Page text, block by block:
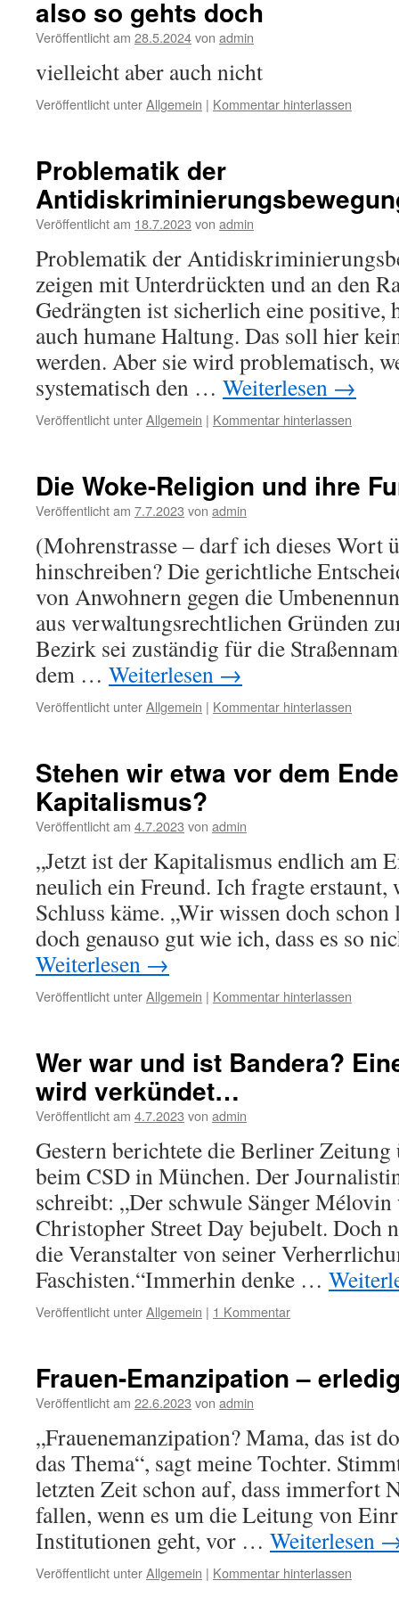
also so gehts doch
Veröffentlicht am 28.5.2024von admin
vielleicht aber auch nicht
Veröffentlicht unterAllgemein | Kommentar hinterlassen
Problematik der
Veröffentlicht am 18.7.2023 von admin
Problematik der
zeigen mit Unterdrückten und an den
Gedrängten ist sicherlich eine positive,
auch humane Haltung. Das soll hier
werden. Aber sie wird problematisch,
systematisch den … Weiterlesen →
Veröffentlicht unterAllgemein | Kommentar hinterlassen
Die Woke-Religion und ihre
Veröffentlicht am 7.7.2023 von admin
(Mohrenstrasse – darf ich dieses Wort
hinschreiben? Die gerichtliche
von Anwohnern gegen die
aus verwaltungsrechtlichen Gründen
Bezirk sei zuständig für die
dem … Weiterlesen →
Veröffentlicht unterAllgemein | Kommentar hinterlassen
Stehen wir etwa vor dem
Kapitalismus?
Veröffentlicht am 4.7.2023 von admin
„Jetzt ist der Kapitalismus endlich am
neulich ein Freund. Ich fragte erstaunt,
Schluss käme. „Wir wissen doch
doch genauso gut wie ich, dass es so
Weiterlesen →
Veröffentlicht unterAllgemein | Kommentar hinterlassen
Wer war und ist Bandera?
wird verkündet…
Veröffentlicht am 4.7.2023 von admin
Gestern berichtete die Berliner Zeitung
beim CSD in München. Der
schreibt: „Der schwule Sänger
Christopher Street Day bejubelt. Doch
die Veranstalter von seiner
Faschisten.“Immerhin denke …
Veröffentlicht unterAllgemein | 1 Kommentar
Frauen-Emanzipation –
Veröffentlicht am 22.6.2023 von admin
„Frauenemanzipation? Mama, das ist
das Thema“, sagt meine Tochter.
letzten Zeit schon auf, dass immerfort
fallen, wenn es um die Leitung von
Institutionen geht, vor … Weiterlesen
Veröffentlicht unterAllgemein | Kommentar hinterlassen